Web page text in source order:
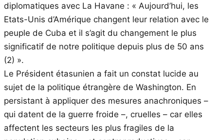
diplomatiques avec La Havane : « Aujourd’hui, les
Etats-Unis d’Amérique changent leur relation avec le
peuple de Cuba et il s’agit du changement le plus
significatif de notre politique depuis plus de 50 ans
(2) ».
Le Président étasunien a fait un constat lucide au
sujet de la politique étrangère de Washington. En
persistant à appliquer des mesures anachroniques –
qui datent de la guerre froide –, cruelles – car elles
affectent les secteurs les plus fragiles de la